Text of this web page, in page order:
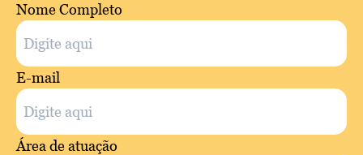
Nome Completo
E-mail
Área de atuação